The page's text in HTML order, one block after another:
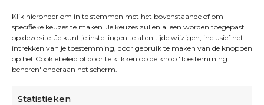
Klik hieronder om in te stemmen met het bovenstaande of om
specifieke keuzes te maken. Je keuzes zullen alleen worden toegepast
op deze site. Je kunt je instellingen te allen tijde wijzigen, inclusief het
intrekken van je toestemming, door gebruik te maken van de knoppen
op het Cookiebeleid of door te klikken op de knop 'Toestemming
beheren' onderaan het scherm.
Statistieken